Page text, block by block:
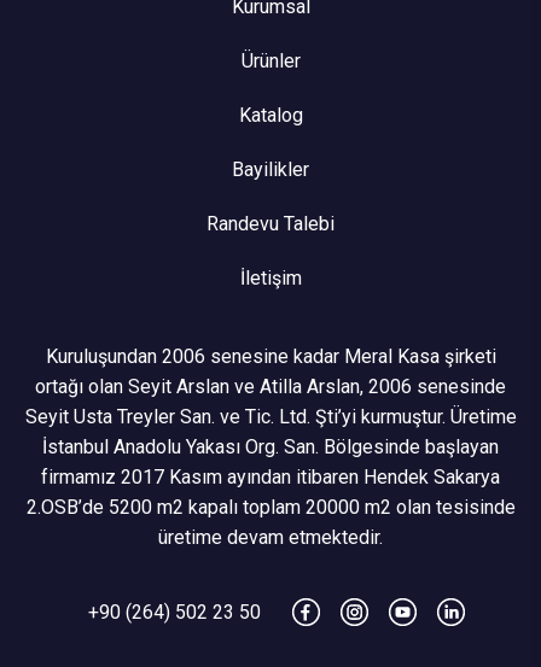
Kurumsal
Ürünler
Katalog
Bayilikler
Randevu Talebi
İletişim
Kuruluşundan 2006 senesine kadar Meral Kasa şirketi
ortağı olan Seyit Arslan ve Atilla Arslan, 2006 senesinde
Seyit Usta Treyler San. ve Tic. Ltd. Şti’yi kurmuştur. Üretime
İstanbul Anadolu Yakası Org. San. Bölgesinde başlayan
firmamız 2017 Kasım ayından itibaren Hendek Sakarya
2.OSB’de 5200 m2 kapalı toplam 20000 m2 olan tesisinde
üretime devam etmektedir.
+90 (264) 502 23 50